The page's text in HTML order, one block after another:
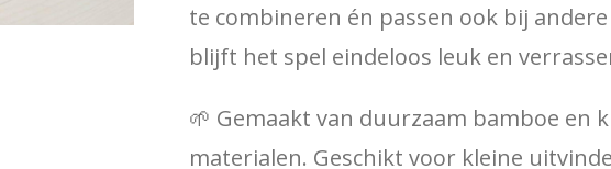
te combineren én passen ook bij andere
blijft het spel eindeloos leuk en
🌱 Gemaakt van duurzaam bamboe en
materialen. Geschikt voor kleine